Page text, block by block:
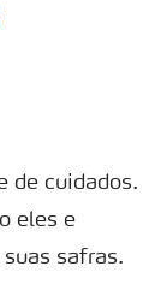
de cuidados.
eles e
safras.